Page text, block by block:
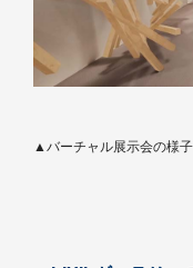
▲バーチャル展示会の様子